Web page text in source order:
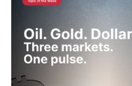
Caractéristiques du